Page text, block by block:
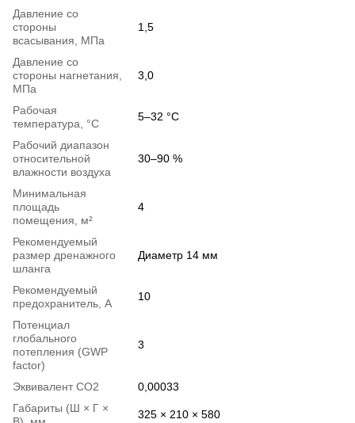
Давление со
стороны
всасывания, МПа
1,5
Давление со
стороны нагнетания,
МПа
3,0
Рабочая
температура, °С
5–32 °C
Рабочий диапазон
относительной
влажности воздуха
30–90 %
Минимальная
площадь
помещения, м²
4
Рекомендуемый
размер дренажного
шланга
Диаметр 14 мм
Рекомендуемый
предохранитель, А
10
Потенциал
глобального
потепления (GWP
factor)
3
Эквивалент СО2
0,00033
Габариты (Ш × Г ×
325 × 210 × 580